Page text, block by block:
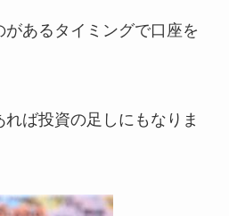
あるタイミングで口座を
ば投資の足しにもなりま